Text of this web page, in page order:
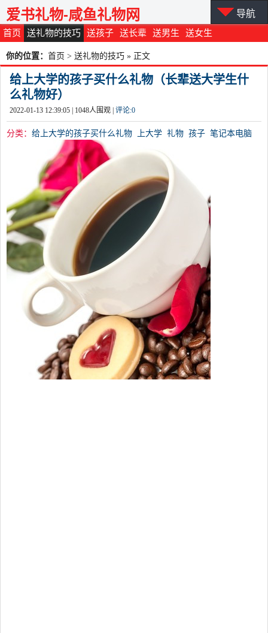
首页 送礼物的技巧 送孩子 送长辈 送男生 送女生
爱书礼物-咸鱼礼物网 导航
你的位置： 首页 > 送礼物的技巧 » 正文
给上大学的孩子买什么礼物（长辈送大学生什
么礼物好）
2022-01-13 12:39:05 | 1048人围观 | 评论:0
分类： 给上大学的孩子买什么礼物 上大学 礼物 孩子 笔记本电脑